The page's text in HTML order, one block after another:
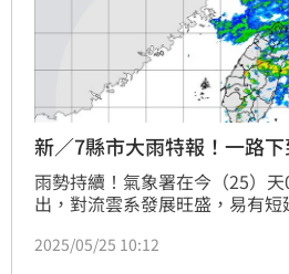
新／7縣市大雨特報！一路
雨勢持續！氣象署在今（25）
出，對流雲系發展旺盛，易有
山區請慎防坍方、落石及溪水暴
2025/05/25 10:12